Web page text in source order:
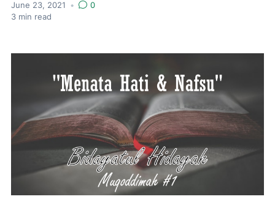
June 23, 2021 •
0
3 min read